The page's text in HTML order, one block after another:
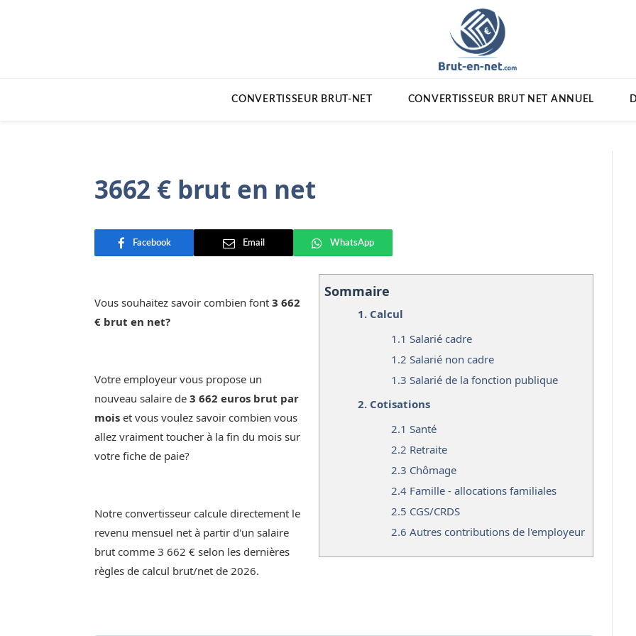
CONVERTISSEUR BRUT-NET CONVERTISSEUR BRUT NET ANNUEL
3662 € brut en net
Facebook Email WhatsApp
Sommaire
1. Calcul
1.1 Salarié cadre
1.2 Salarié non cadre
1.3 Salarié de la fonction publique
2. Cotisations
2.1 Santé
2.2 Retraite
2.3 Chômage
2.4 Famille - allocations familiales
2.5 CGS/CRDS
2.6 Autres contributions de l'employeur
Vous souhaitez savoir combien font 3 662
€ brut en net?
Votre employeur vous propose un
nouveau salaire de 3 662 euros brut par
mois et vous voulez savoir combien vous
allez vraiment toucher à la fin du mois sur
votre fiche de paie?
Notre convertisseur calcule directement le
revenu mensuel net à partir d'un salaire
brut comme 3 662 € selon les dernières
règles de calcul brut/net de 2026.